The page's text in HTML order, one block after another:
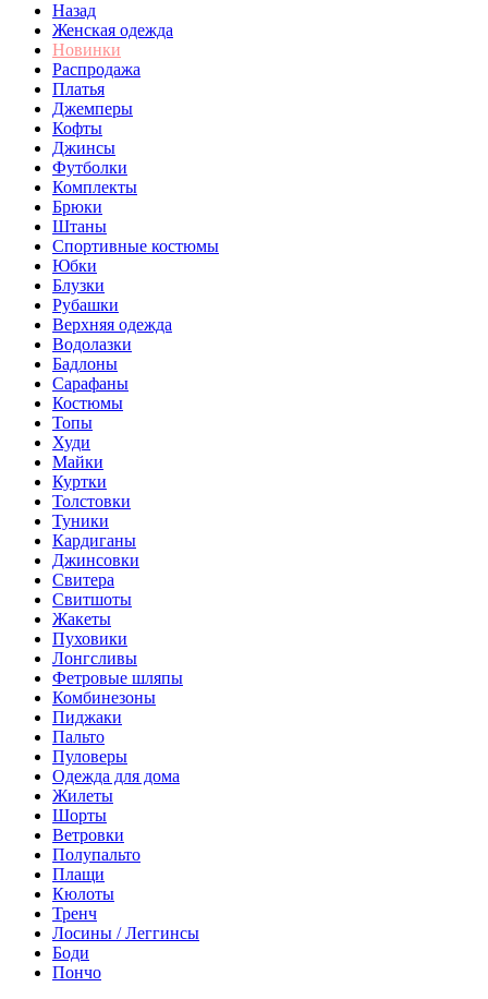
Назад
Женская одежда
Новинки
Распродажа
Платья
Джемперы
Кофты
Джинсы
Футболки
Комплекты
Брюки
Штаны
Спортивные костюмы
Юбки
Блузки
Рубашки
Верхняя одежда
Водолазки
Бадлоны
Сарафаны
Костюмы
Топы
Худи
Майки
Куртки
Толстовки
Туники
Кардиганы
Джинсовки
Свитера
Свитшоты
Жакеты
Пуховики
Лонгсливы
Фетровые шляпы
Комбинезоны
Пиджаки
Пальто
Пуловеры
Одежда для дома
Жилеты
Шорты
Ветровки
Полупальто
Плащи
Кюлоты
Тренч
Лосины / Леггинсы
Боди
Пончо